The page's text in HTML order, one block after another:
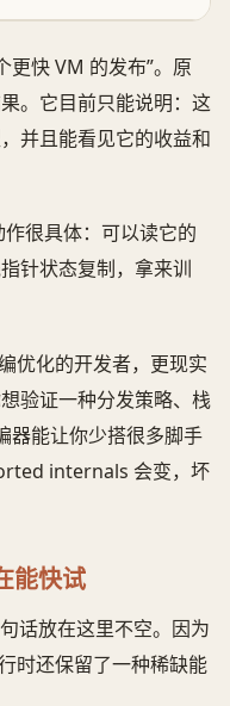
更快 VM 的发布”。原
。它目前只能说明：这
并且能看见它的收益和
很具体：可以读它的
针状态复制，拿来训
优化的开发者，更现实
验证一种分发策略、栈
器能让你少搭很多脚手
internals 会变，坏
能快试
话放在这里不空。因为
时还保留了一种稀缺能